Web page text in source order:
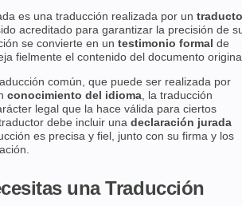
es una traducción realizada por un
acreditado para garantizar la precisión de
se convierte en un testimonio formal de
fielmente el contenido del documento
común, que puede ser realizada por
conocimiento del idioma , la traducción
legal que la hace válida para ciertos
debe incluir una declaración jurada
es precisa y fiel, junto con su firma y los
una Traducción